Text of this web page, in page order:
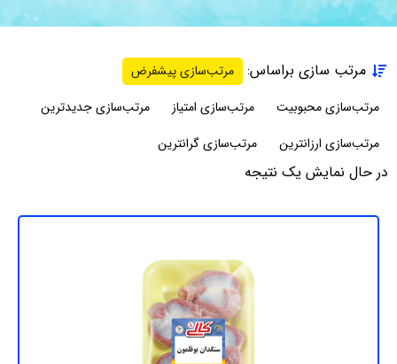
در حال نمایش یک نتیجه
مرتب سازی براساس:
مرتب‌سازی پیشفرض
مرتب‌سازی محبوبیت
مرتب‌سازی امتیاز
مرتب‌سازی جدیدترین
مرتب‌سازی ارزانترین
مرتب‌سازی گرانترین